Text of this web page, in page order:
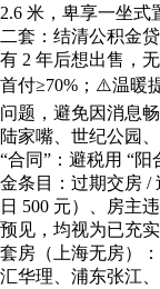
2.6 米，卑享一坐式
二套：结清公积金
有 2 年后想出售，
首付≥70%；⚠️温暖
问题，避免因消息
陆家嘴、世纪公园
“合同”：避税用 “
金条目：过期交房 /
日 500 元）、房主
预见，均视为已充
套房（上海无房）
汇华理、浦东张江